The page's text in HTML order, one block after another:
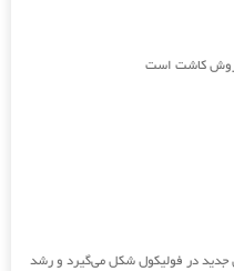
جدید در فولیکول شکل می‌گیرد و رشد